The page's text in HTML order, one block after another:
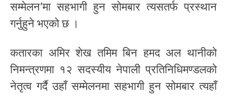
सम्मेलन’मा सहभागी हुन सोमबार त्यसतर्फ प्रस्थान
गर्नुहुने भएको छ ।
कतारका अमिर शेख तमिम बिन हमद अल थानीको
निमन्त्रणमा १२ सदस्यीय नेपाली प्रतिनिधिमण्डलको
नेतृत्व गर्दै उहाँ सम्मेलनमा सहभागी हुन सोमबार त्यहाँ